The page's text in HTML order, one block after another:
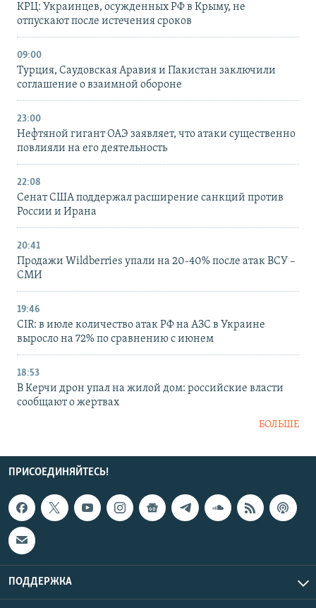
КРЦ: Украинцев, осужденных РФ в Крыму, не
отпускают после истечения сроков
09:00
Турция, Саудовская Аравия и Пакистан заключили
соглашение о взаимной обороне
23:00
Нефтяной гигант ОАЭ заявляет, что атаки существенно
повлияли на его деятельность
22:08
Сенат США поддержал расширение санкций против
России и Ирана
20:41
Продажи Wildberries упали на 20-40% после атак ВСУ –
СМИ
19:46
CIR: в июле количество атак РФ на АЗС в Украине
выросло на 72% по сравнению с июнем
18:53
В Керчи дрон упал на жилой дом: российские власти
сообщают о жертвах
БОЛЬШЕ
ПРИСОЕДИНЯЙТЕСЬ!
ПОДДЕРЖКА